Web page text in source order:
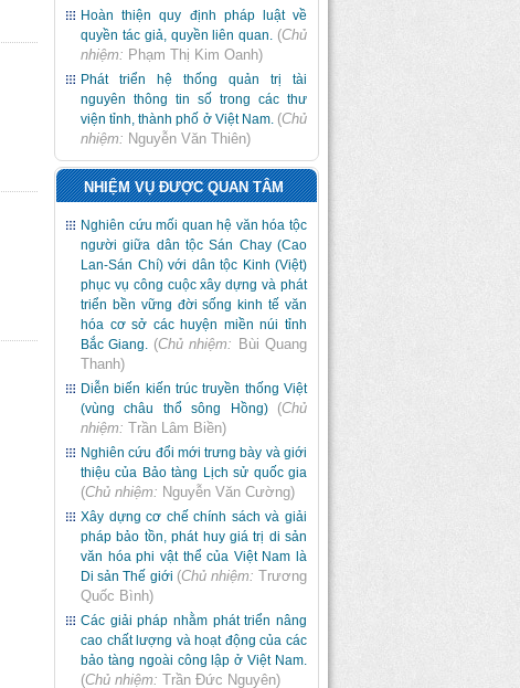
Hoàn thiện quy định pháp luật về
quyền tác giả, quyền liên quan. (Chủ
nhiệm: Phạm Thị Kim Oanh)
Phát triển hệ thống quản trị tài
nguyên thông tin số trong các thư
viện tỉnh, thành phố ở Việt Nam. (Chủ
nhiệm: Nguyễn Văn Thiên)
NHIỆM VỤ ĐƯỢC QUAN TÂM
Nghiên cứu mối quan hệ văn hóa tộc
người giữa dân tộc Sán Chay (Cao
Lan-Sán Chí) với dân tộc Kinh (Việt)
phục vụ công cuộc xây dựng và phát
triển bền vững đời sống kinh tế văn
hóa cơ sở các huyện miền núi tỉnh
Bắc Giang. (Chủ nhiệm: Bùi Quang
Thanh)
Diễn biến kiến trúc truyền thống Việt
(vùng châu thổ sông Hồng)
(Chủ
nhiệm: Trần Lâm Biền)
Nghiên cứu đổi mới trưng bày và giới
thiệu của Bảo tàng Lịch sử quốc gia
(Chủ nhiệm: Nguyễn Văn Cường)
Xây dựng cơ chế chính sách và giải
pháp bảo tồn, phát huy giá trị di sản
văn hóa phi vật thể của Việt Nam là
Di sản Thế giới (Chủ nhiệm: Trương
Quốc Bình)
Các giải pháp nhằm phát triển nâng
cao chất lượng và hoạt động của các
bảo tàng ngoài công lập ở Việt Nam.
(Chủ nhiệm: Trần Đức Nguyên)